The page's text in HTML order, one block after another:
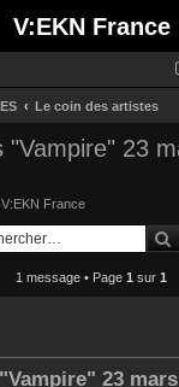
V:EKN France
Le coin des artistes
"Vampire" 23
V:EKN France
1 message • Page 1 sur 1
23